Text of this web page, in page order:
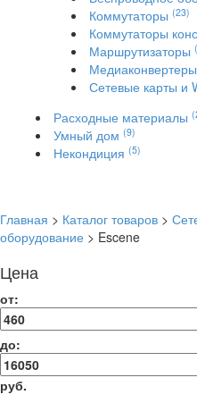
Коммутаторы (23)
Коммутаторы
Маршрутизаторы
Медиаконвертеры
Сетевые карты и
Расходные материалы
Умный дом (9)
Некондиция (5)
Главная > Каталог товаров >
оборудование > Escene
Цена
от:
до:
руб.